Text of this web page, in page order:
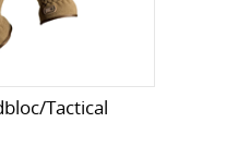
Tactical